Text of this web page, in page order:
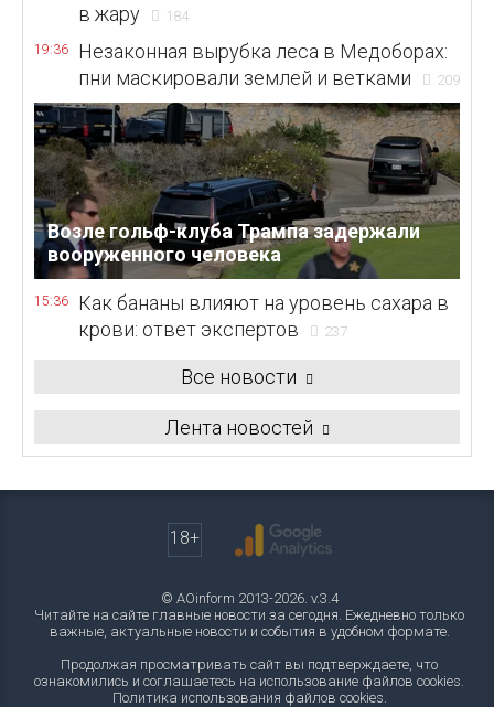
в жару
184
19:36
Незаконная вырубка леса в Медоборах:
пни маскировали землей и ветками
209
Возле гольф-клуба Трампа задержали
вооруженного человека
15:36
Как бананы влияют на уровень сахара в
крови: ответ экспертов
237
Все новости
Лента новостей
18+
© AOinform 2013-2026. v.3.4
Читайте на сайте главные новости за сегодня. Ежедневно только
важные, актуальные новости и события в удобном формате.
Продолжая просматривать сайт вы подтверждаете, что
ознакомились и соглашаетесь на использование файлов cookies.
Политика использования файлов cookies.